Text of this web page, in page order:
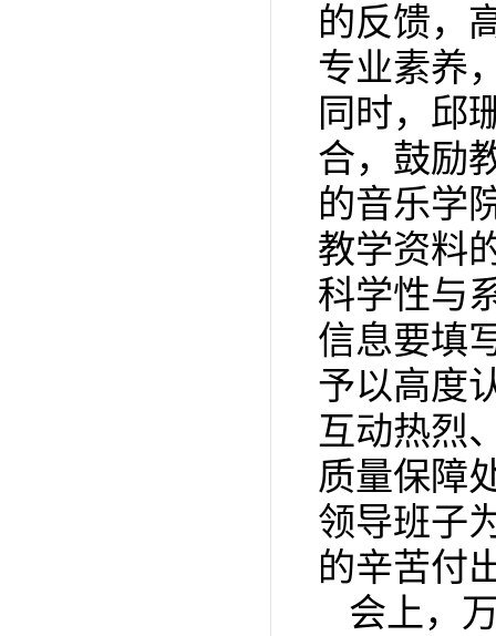
的反馈，
专业素养
同时，邱
合，鼓励
的音乐学
教学资料
科学性与
信息要填
予以高度
互动热烈
质量保障
领导班子
的辛苦付
会上，